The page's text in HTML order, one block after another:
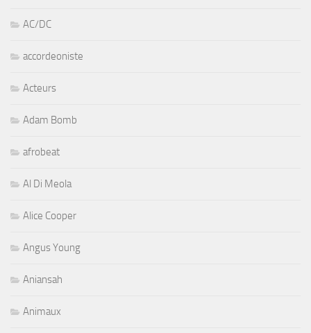
AC/DC
accordeoniste
Acteurs
Adam Bomb
afrobeat
Al Di Meola
Alice Cooper
Angus Young
Aniansah
Animaux